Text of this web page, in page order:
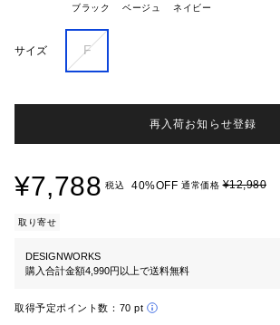
ブラック ベージュ ネイビー
サイズ F
再入荷お知らせ登録
¥7,788 税込 40%OFF 通常価格¥12,980
取り寄せ
DESIGNWORKS
購入合計金額4,990円以上で送料無料
取得予定ポイント数： 70 pt